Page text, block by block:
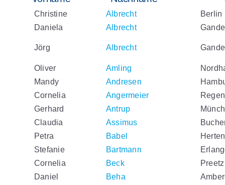
Christine Albrecht
Berlin
Daniela
Albrecht
Jörg Albrecht
Oliver Amling
Mandy
Andresen
Cornelia
Angermeier
Gerhard
Antrup
Claudia
Assimus
Petra
Babel
Herten
Stefanie
Bartmann
Cornelia
Beck
Preetz
Daniel
Beha